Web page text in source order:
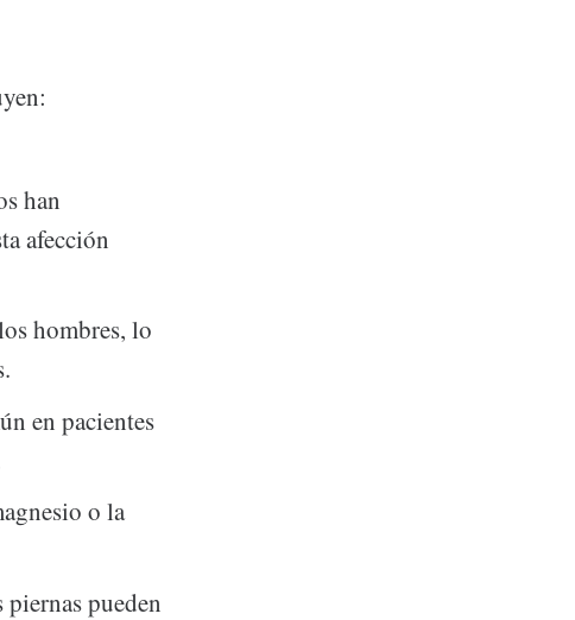
han
afección
hombres, lo
en pacientes
o la
piernas pueden